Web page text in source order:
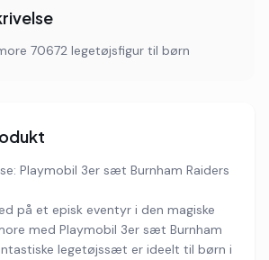
70672 legetøjsfigur til børn
Playmobil 3er sæt Burnham Raiders
på et episk eventyr i den magiske
med Playmobil 3er sæt Burnham
legetøjssæt er ideelt til børn i